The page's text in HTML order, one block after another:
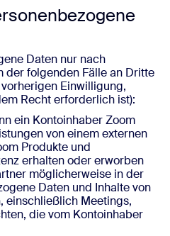
Daten nur nach
der folgenden Fälle an Dritte
Einwilligung,
Recht erforderlich ist):
ein Kontoinhaber Zoom
von einem externen
Produkte und
erhalten oder erworben
möglicherweise in der
Daten und Inhalte von
einschließlich Meetings,
die vom Kontoinhaber